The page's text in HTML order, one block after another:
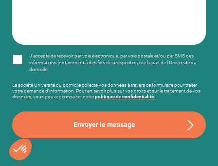
J'accepte de recevoir par voie électronique, par voie postale et/ou par SMS des
informations (notamment à des fins de prospection) de la part de l'Université du
domicile.
La société Université du domicile collecte vos données à travers ce formulaire pour traiter
votre demande d’information. Pour en savoir plus sur vos droits et sur le traitement de vos
données, vous pouvez consulter notrepolitique de confidentialité.
Envoyer le message